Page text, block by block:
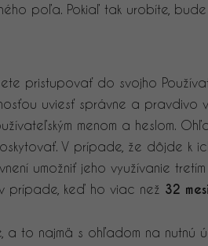
poľa. Pokiaľ tak urobíte, bude
pristupovať do svojho
uviesť správne a
menom a heslom.
V prípade, že dôjde k
umožniť jeho využívanie
prípade, keď ho viac než 32
a to najmä s ohľadom na